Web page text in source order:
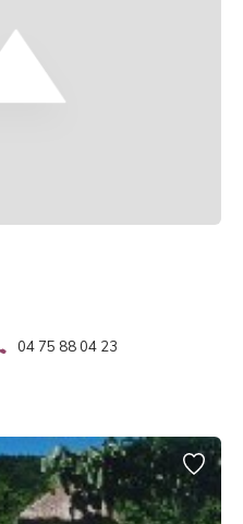
04 75 88 04 23